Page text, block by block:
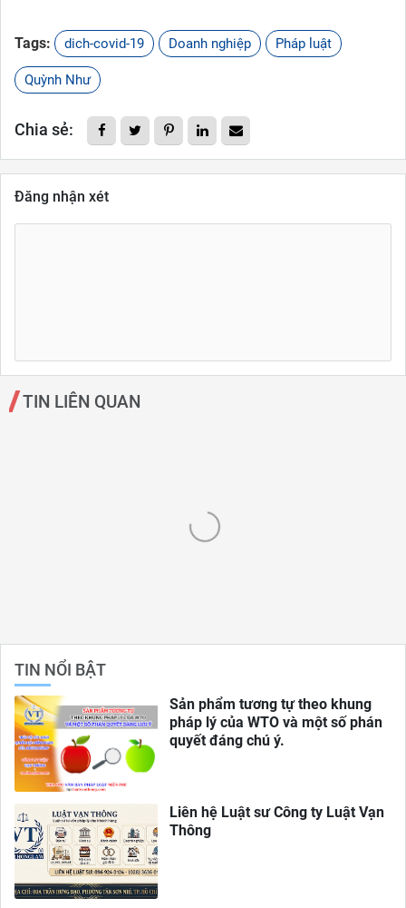
Tags: dich-covid-19 Doanh nghiệp Pháp luật
Quỳnh Như
Chia sẻ:
Đăng nhận xét
TIN LIÊN QUAN
TIN NỔI BẬT
Sản phẩm tương tự theo khung
pháp lý của WTO và một số phán
quyết đáng chú ý.
Liên hệ Luật sư Công ty Luật Vạn
Thông